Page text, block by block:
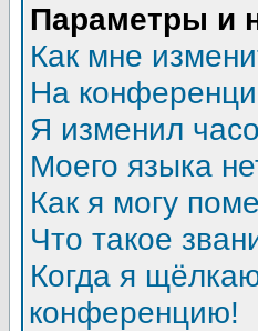
Параметры и
Как мне
На
Я изменил
Моего языка
Как я могу
Что такое
Когда я
конференцию!